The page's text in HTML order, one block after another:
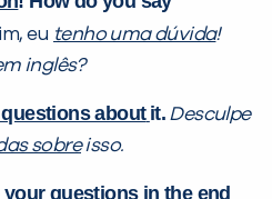
eu tenho uma dúvida!
inglês?
about it. Desculpe
sobreisso.
your questions in the end